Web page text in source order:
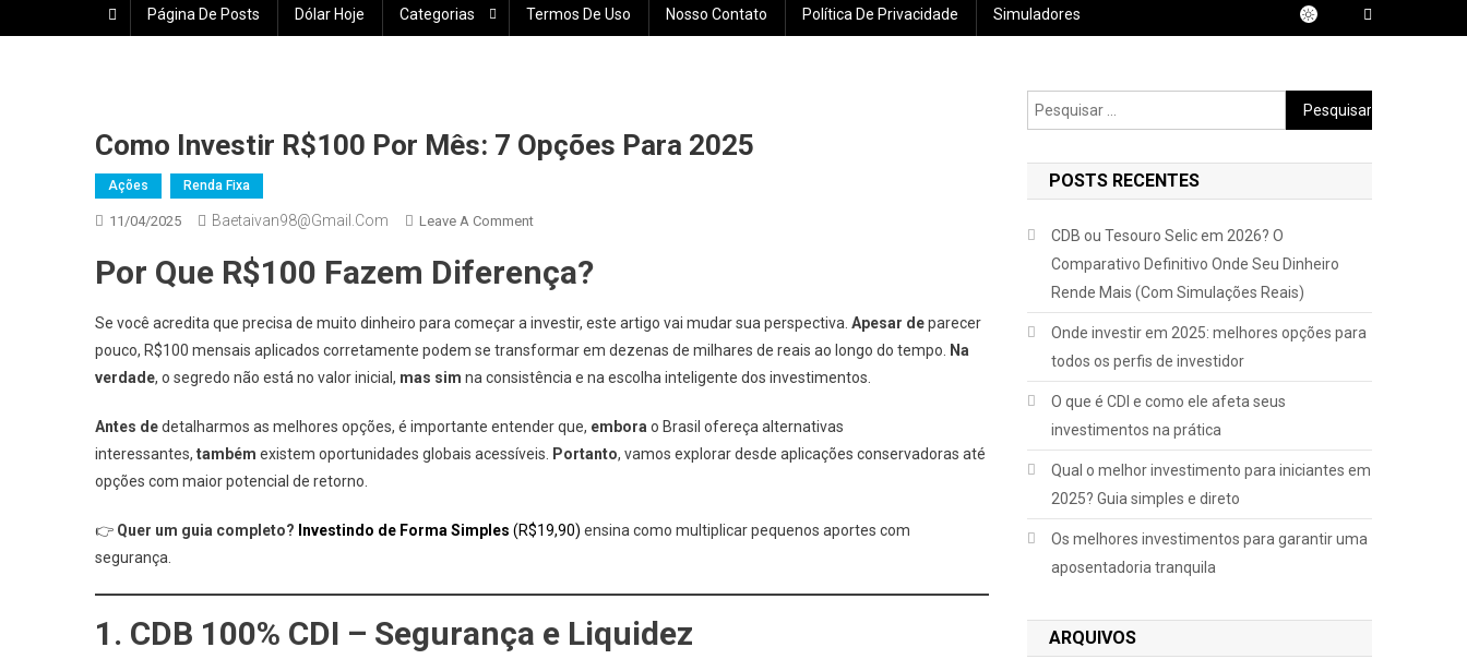
Página De Posts Dólar Hoje Categorias Termos De Uso Nosso Contato Política De Privacidade Simuladores
Como Investir R$100 Por Mês: 7 Opções Para 2025
Ações Renda Fixa
11/04/2025 Baetaivan98@gmail.com Leave A CommentOn
Investir
R$100
Por
Mês:
7
Para
2025
Por Que R$100 Fazem Diferença?
Se você acredita que precisa de muito dinheiro para começar a investir, este artigo vai mudar sua perspectiva. Apesar deparecer
pouco, R$100 mensais aplicados corretamente podem se transformar em dezenas de milhares de reais ao longo do tempo.
Na
verdade, o segredo não está no valor inicial, mas sim na consistência e na escolha inteligente dos investimentos.
Antes dedetalharmos as melhores opções, é importante entender que, embora o Brasil ofereça alternativas
interessantes, também existem oportunidades globais acessíveis. Portanto, vamos explorar desde aplicações conservadoras até
opções com maior potencial de retorno.
👉 Quer um guia completo? Investindo de Forma Simples (R$19,90) ensina como multiplicar pequenos aportes com
segurança.
1. CDB 100% CDI – Segurança e Liquidez
Pesquisar
por:
POSTS RECENTES
CDB ou Tesouro Selic em 2026? O
Comparativo Definitivo Onde Seu Dinheiro
Rende Mais (Com Simulações Reais)
Onde investir em 2025: melhores opções para
todos os perfis de investidor
O que é CDI e como ele afeta seus
investimentos na prática
Qual o melhor investimento para iniciantes em
2025? Guia simples e direto
Os melhores investimentos para garantir uma
aposentadoria tranquila
ARQUIVOS